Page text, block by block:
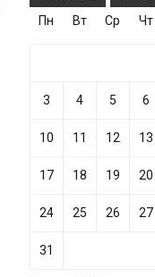
Пн Вт Ср Чт
3 4 5 6
10 11 12 13
17 18 19 20
24 25 26 27
31